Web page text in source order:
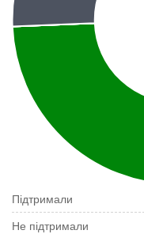
Підтримали
Не підтримали